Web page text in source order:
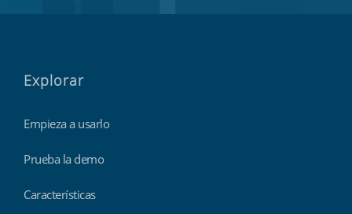
Explorar
Empieza a usarlo
Prueba la demo
Características